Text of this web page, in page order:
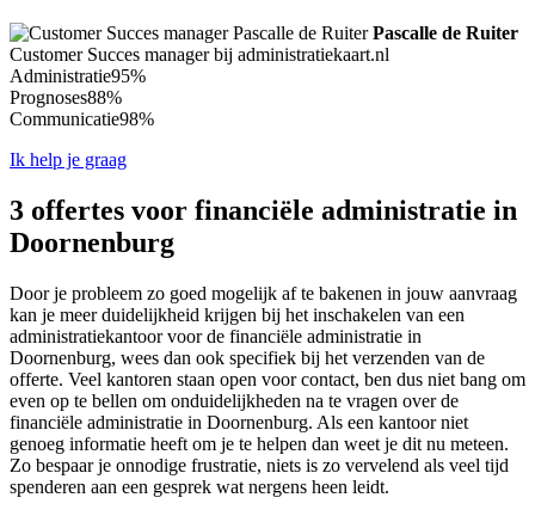
Pascalle de Ruiter
Customer Succes manager bij administratiekaart.nl
Administratie95%
Prognoses88%
Communicatie98%
Ik help je graag
3 offertes voor financiële administratie in
Doornenburg
Door je probleem zo goed mogelijk af te bakenen in jouw aanvraag
kan je meer duidelijkheid krijgen bij het inschakelen van een
administratiekantoor voor de financiële administratie in
Doornenburg, wees dan ook specifiek bij het verzenden van de
offerte. Veel kantoren staan open voor contact, ben dus niet bang om
even op te bellen om onduidelijkheden na te vragen over de
financiële administratie in Doornenburg. Als een kantoor niet
genoeg informatie heeft om je te helpen dan weet je dit nu meteen.
Zo bespaar je onnodige frustratie, niets is zo vervelend als veel tijd
spenderen aan een gesprek wat nergens heen leidt.